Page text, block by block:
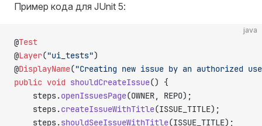
Пример кода для JUnit 5:
java
@Test
@Layer("ui_tests")
@DisplayName("Creating new issue by an authorized
public void shouldCreateIssue() {
    steps.
openIssuesPage(OWNER, REPO);
    steps.
createIssueWithTitle(ISSUE_TITLE);
    steps.
shouldSeeIssueWithTitle(ISSUE_TITLE);